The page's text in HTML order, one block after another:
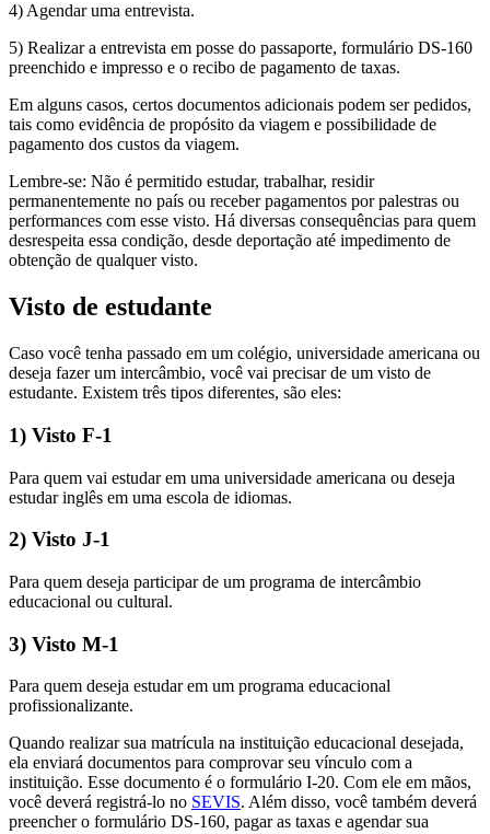
4) Agendar uma entrevista.
5) Realizar a entrevista em posse do passaporte, formulário DS-160
preenchido e impresso e o recibo de pagamento de taxas.
Em alguns casos, certos documentos adicionais podem ser pedidos,
tais como evidência de propósito da viagem e possibilidade de
pagamento dos custos da viagem.
Lembre-se: Não é permitido estudar, trabalhar, residir
permanentemente no país ou receber pagamentos por palestras ou
performances com esse visto. Há diversas consequências para quem
desrespeita essa condição, desde deportação até impedimento de
obtenção de qualquer visto.
Visto de estudante
Caso você tenha passado em um colégio, universidade americana ou
deseja fazer um intercâmbio, você vai precisar de um visto de
estudante. Existem três tipos diferentes, são eles:
1) Visto F-1
Para quem vai estudar em uma universidade americana ou deseja
estudar inglês em uma escola de idiomas.
2) Visto J-1
Para quem deseja participar de um programa de intercâmbio
educacional ou cultural.
3) Visto M-1
Para quem deseja estudar em um programa educacional
profissionalizante.
Quando realizar sua matrícula na instituição educacional desejada,
ela enviará documentos para comprovar seu vínculo com a
instituição. Esse documento é o formulário I-20. Com ele em mãos,
você deverá registrá-lo no SEVIS. Além disso, você também deverá
preencher o formulário DS-160, pagar as taxas e agendar sua